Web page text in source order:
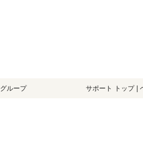
グループ サポート トップ|